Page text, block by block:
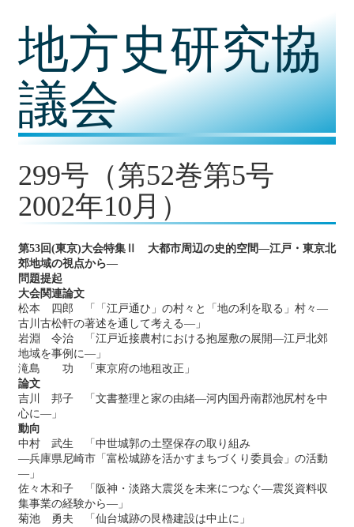
地方史研究協
議会
299号（第52巻第5号
2002年10月）
第53回(東京)大会特集Ⅱ 大都市周辺の史的空間―江戸・東京北
郊地域の視点から―
問題提起
大会関連論文
松本 四郎 「「江戸通ひ」の村々と「地の利を取る」村々―
古川古松軒の著述を通して考える―」
岩淵 令治 「江戸近接農村における抱屋敷の展開―江戸北郊
地域を事例に―」
滝島 功 「東京府の地租改正」
論文
吉川 邦子 「文書整理と家の由緒―河内国丹南郡池尻村を中
心に―」
動向
中村 武生 「中世城郭の土塁保存の取り組み
―兵庫県尼崎市「富松城跡を活かすまちづくり委員会」の活動
―」
佐々木和子 「阪神・淡路大震災を未来につなぐ―震災資料収
集事業の経験から―」
菊池 勇夫 「仙台城跡の艮櫓建設は中止に」